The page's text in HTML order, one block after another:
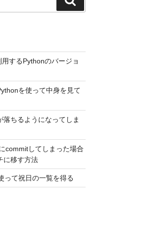
索
するPythonのバージョ
を使って中身を見て
ちるようになってしま
commitしてしまった場合
に移す方法
って祝日の一覧を得る